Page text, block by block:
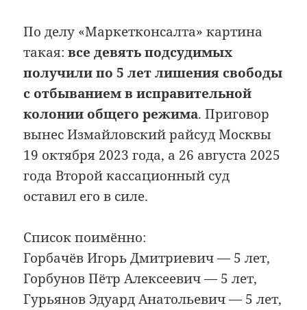
По делу «Маркетконсалта» картина
такая:все девять подсудимых
получили по 5 лет лишения свободы
с отбыванием в исправительной
колонии общего режима. Приговор
вынес Измайловский райсуд Москвы
19 октября 2023 года, а 26 августа 2025
года Второй кассационный суд
оставил его в силе.
Список поимённо:
Горбачёв Игорь Дмитриевич — 5 лет,
Горбунов Пётр Алексеевич — 5 лет,
Гурьянов Эдуард Анатольевич — 5 лет,